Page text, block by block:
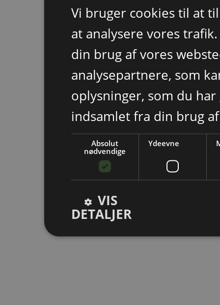
Vi bruger cookies til at
at analysere vores
din brug af vores
analysepartnere, som
oplysninger, som du
indsamlet fra din brug
Absolut
nødvendige
Ydeevne
VIS
DETALJER